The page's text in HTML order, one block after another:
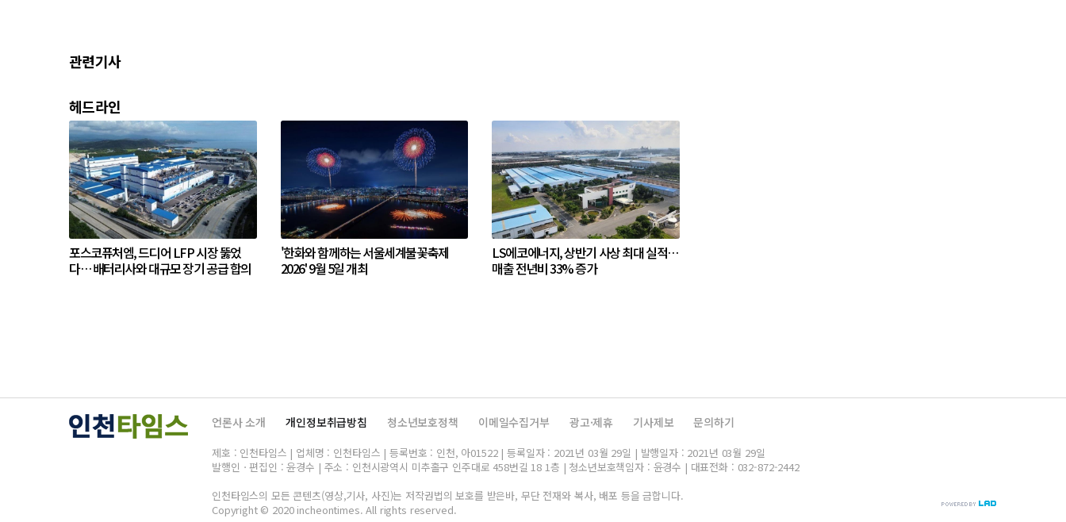
관련기사
헤드라인
포스코퓨처엠, 드디어 LFP 시장 뚫었
다… 배터리사와 대규모 장기 공급 합의
'한화와 함께하는 서울세계불꽃축제
2026' 9월 5일 개최
LS에코에너지, 상반기 사상 최대 실적…
매출 전년비 33% 증가
언론사 소개 개인정보취급방침 청소년보호정책 이메일수집거부 광고·제휴 기사제보 문의하기
제호 : 인천타임스 | 업체명 : 인천타임스 | 등록번호 : 인천, 아01522 | 등록일자 : 2021년 03월 29일 | 발행일자 : 2021년 03월 29일
발행인ㆍ편집인 : 윤경수 | 주소 : 인천시광역시 미추홀구 인주대로 458번길 18 1층 | 청소년보호책임자 : 윤경수 | 대표전화 : 032-872-2442
인천타임스의 모든 콘텐츠(영상,기사, 사진)는 저작권법의 보호를 받은바, 무단 전재와 복사, 배포 등을 금합니다.
Copyright © 2020 incheontimes. All rights reserved.